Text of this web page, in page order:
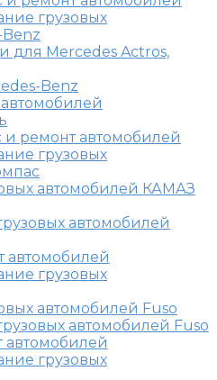
грузовых
для Mercedes Actros,
Benz
ремонт автомобилей
грузовых
автомобилей КАМАЗ
автомобилей
автомобилей
грузовых
автомобилей Fuso
автомобилей Fuso
автомобилей
грузовых